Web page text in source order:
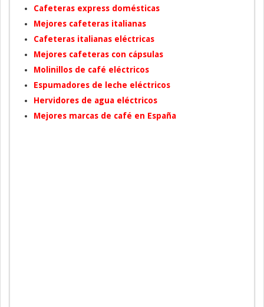
Cafeteras express domésticas
Mejores cafeteras italianas
Cafeteras italianas eléctricas
Mejores cafeteras con cápsulas
Molinillos de café eléctricos
Espumadores de leche eléctricos
Hervidores de agua eléctricos
Mejores marcas de café en España